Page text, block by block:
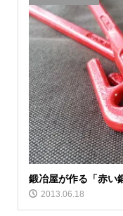
鍛冶屋が作る「赤い
2013.06.18